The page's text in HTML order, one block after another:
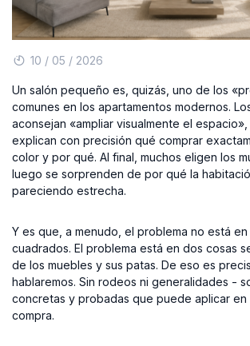
10 / 05 / 2026
Un salón pequeño es, quizás, uno de los
comunes en los apartamentos modernos.
aconsejan «ampliar visualmente el
explican con precisión qué comprar
color y por qué. Al final, muchos eligen los
luego se sorprenden de por qué la
pareciendo estrecha.
Y es que, a menudo, el problema no está
cuadrados. El problema está en dos cosas
de los muebles y sus patas. De eso es
hablaremos. Sin rodeos ni generalidades -
concretas y probadas que puede aplicar en
compra.